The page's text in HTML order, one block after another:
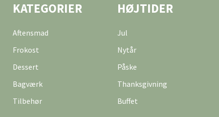
KATEGORIER
Aftensmad
Frokost
Dessert
Bagværk
Tilbehør
HØJTIDER
Jul
Nytår
Påske
Thanksgivning
Buffet